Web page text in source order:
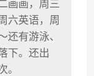
画画，周三
六英语，周
有游泳、
下。还出
。